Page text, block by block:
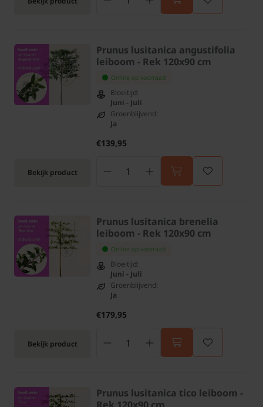
Bekijk product
Prunus lusitanica angustifolia
leiboom - Rek 120x90 cm
Online op voorraad
Bloeitijd:
Juni - Juli
Groenblijvend:
Ja
€139,95
Bekijk product
Prunus lusitanica brenelia
leiboom - Rek 120x90 cm
Online op voorraad
Bloeitijd:
Juni - Juli
Groenblijvend:
Ja
€179,95
Prunus lusitanica tico leiboom -